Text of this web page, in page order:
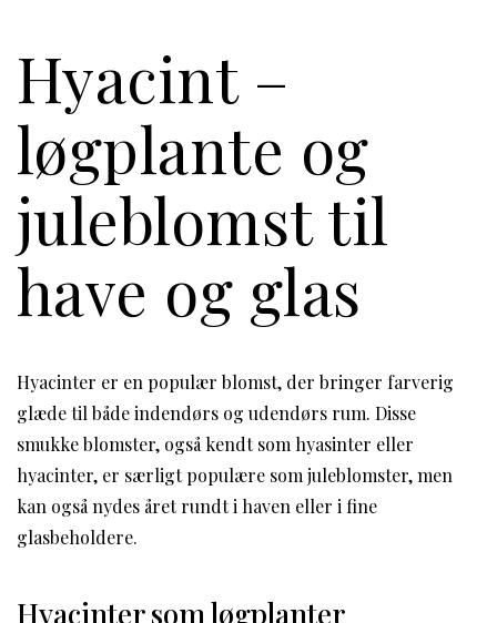
Hyacint –
løgplante og
juleblomst til
have og glas
Hyacinter er en populær blomst, der bringer farverig
glæde til både indendørs og udendørs rum. Disse
smukke blomster, også kendt som hyasinter eller
hyacinter, er særligt populære som juleblomster, men
kan også nydes året rundt i haven eller i fine
glasbeholdere.
Hyacinter som løgplanter